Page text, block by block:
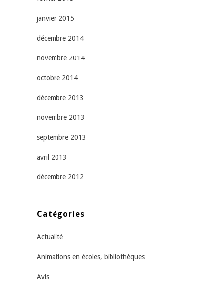
janvier 2015
décembre 2014
novembre 2014
octobre 2014
décembre 2013
novembre 2013
septembre 2013
avril 2013
décembre 2012
Catégories
Actualité
Animations en écoles, bibliothèques
Avis